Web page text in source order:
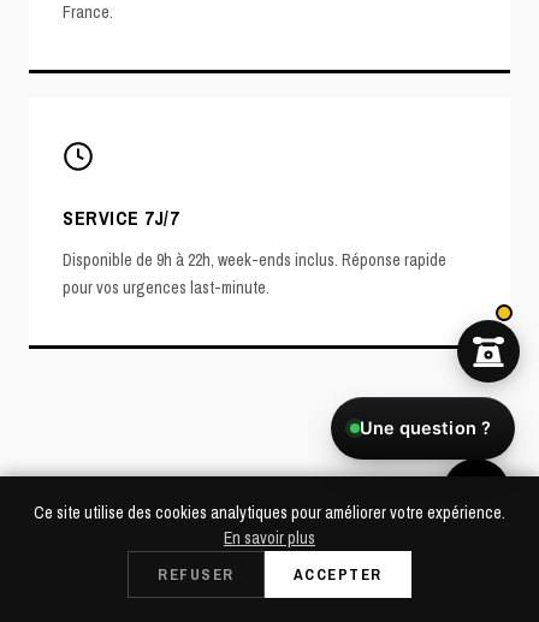
France.
SERVICE 7J/7
Disponible de 9h à 22h, week-ends inclus. Réponse rapide
pour vos urgences last-minute.
LA RÉFÉRENCE SONO À ÉVRY-
COURCOURONNES
Retrait à Saint-Cloud
Ce site utilise des cookies analytiques pour améliorer votre expérience.
En savoir plus
REFUSER ACCEPTER
Une question ?